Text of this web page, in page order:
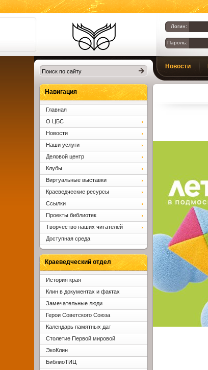
Библиотеки
Клина. Клинская
ЦБС.
Логин:
Пароль:
Новости
Навигация
Главная
О ЦБС
Новости
Наши услуги
Деловой центр
Клубы
Виртуальные выставки
Краеведческие ресурсы
Ссылки
Проекты библиотек
Творчество наших читателей
Доступная среда
Краеведческий отдел
История края
Клин в документах и фактах
Замечательные люди
Герои Советского Союза
Календарь памятных дат
Столетие Первой мировой
ЭкоКлин
БиблиоТИЦ